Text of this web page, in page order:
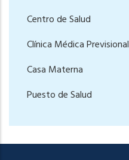
Centro de Salud
Clínica Médica Previsional
Casa Materna
Puesto de Salud